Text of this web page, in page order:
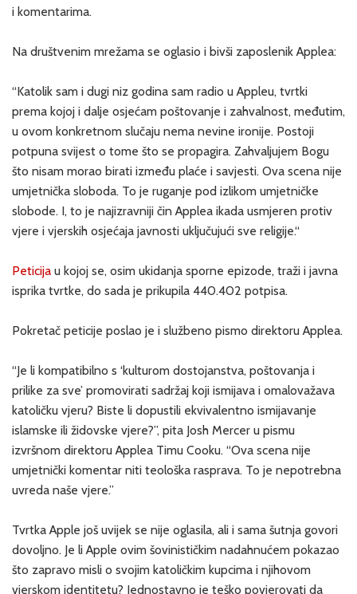
i komentarima.
Na društvenim mrežama se oglasio i bivši zaposlenik Applea:
“Katolik sam i dugi niz godina sam radio u Appleu, tvrtki
prema kojoj i dalje osjećam poštovanje i zahvalnost, međutim,
u ovom konkretnom slučaju nema nevine ironije. Postoji
potpuna svijest o tome što se propagira. Zahvaljujem Bogu
što nisam morao birati između plaće i savjesti. Ova scena nije
umjetnička sloboda. To je ruganje pod izlikom umjetničke
slobode. I, to je najizravniji čin Applea ikada usmjeren protiv
vjere i vjerskih osjećaja javnosti uključujući sve religije.“
Peticija u kojoj se, osim ukidanja sporne epizode, traži i javna
isprika tvrtke, do sada je prikupila 440.402 potpisa.
Pokretač peticije poslao je i službeno pismo direktoru Applea.
“Je li kompatibilno s ‘kulturom dostojanstva, poštovanja i
prilike za sve’ promovirati sadržaj koji ismijava i omalovažava
katoličku vjeru? Biste li dopustili ekvivalentno ismijavanje
islamske ili židovske vjere?”, pita Josh Mercer u pismu
izvršnom direktoru Applea Timu Cooku. “Ova scena nije
umjetnički komentar niti teološka rasprava. To je nepotrebna
uvreda naše vjere.”
Tvrtka Apple još uvijek se nije oglasila, ali i sama šutnja govori
dovoljno. Je li Apple ovim šovinističkim nadahnućem pokazao
što zapravo misli o svojim katoličkim kupcima i njihovom
vjerskom identitetu? Jednostavno je teško povjerovati da